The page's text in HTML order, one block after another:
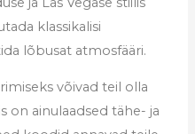
klassikalisi
lõbusat atmosfääri.
võivad teil olla
on ainulaadsed tähe- ja